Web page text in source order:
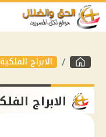
الابراج الفلكية
الابراج